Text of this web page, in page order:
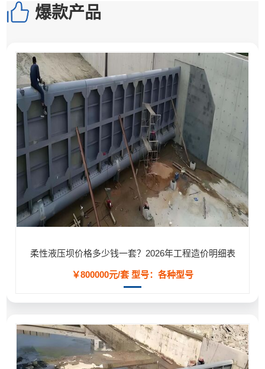
爆款产品
柔性液压坝价格多少钱一套？2026年工程造价明细表
￥800000元/套型号：各种型号